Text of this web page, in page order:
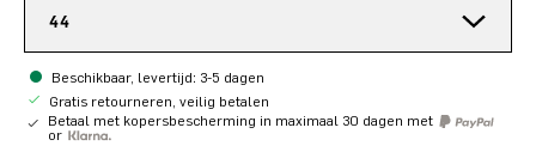
44
Beschikbaar, levertijd: 3-5 dagen
Gratis retourneren, veilig betalen
Betaal met kopersbescherming in maximaal 30 dagen met
or